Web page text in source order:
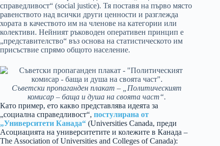
справедливост“ (social justice). Тя поставя на първо място
равенството над всички други ценности и разглежда
хората в качеството им на членове на категории или
колективи. Нейният ръководен оперативен принцип е
„представителство“ въз основа на статистическото им
присъствие спрямо общото население.
Съветски пропаганден плакат – „Политическият
комисар – баща и душа на своята част“.
Като пример, ето какво представлява идеята за
„социална справедливост“, постулирана от
„Университети Канада“ (Universities Canada, преди
Асоциацията на университетите и колежите в Канада –
The Association of Universities and Colleges of Canada):